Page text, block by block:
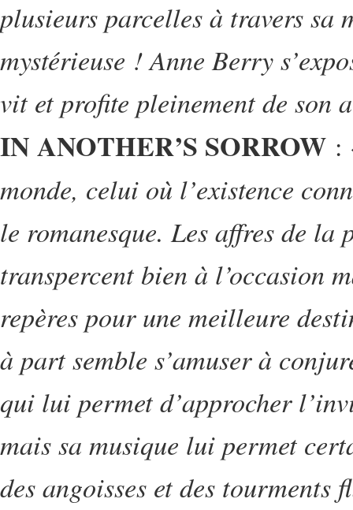
plusieurs parcelles à travers sa
mystérieuse ! Anne Berry
vit et profite pleinement de son
IN ANOTHER’S SORROW :
monde, celui où l’existence
le romanesque. Les affres de la
transpercent bien à l’occasion
repères pour une meilleure
à part semble s’amuser à
qui lui permet d’approcher
mais sa musique lui permet
des angoisses et des tourments